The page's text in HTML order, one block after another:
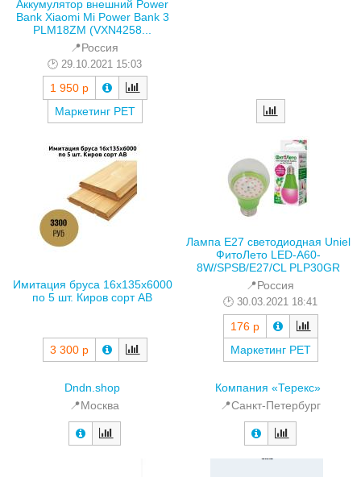
Аккумулятор внешний Power
Bank Xiaomi Mi Power Bank 3
PLM18ZM (VXN4258...
📍Россия
29.10.2021 15:03
1 950 р
Маркетинг РЕТ
Имитация бруса 16х135х6000
по 5 шт. Киров сорт АВ
3 300 р
Лампа E27 светодиодная Uniel
ФитоЛето LED-A60-
8W/SPSB/E27/CL PLP30GR
📍Россия
30.03.2021 18:41
176 р
Маркетинг РЕТ
Dndn.shop
📍Москва
Компания «Терекс»
📍Санкт-Петербург